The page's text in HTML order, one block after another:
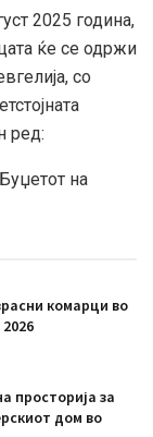
2025 година,
ќе се одржи
со
ред:
на
комарци во
просторија за
дом во